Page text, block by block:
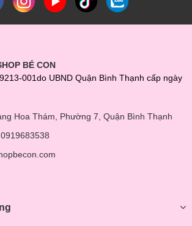
BÉ CON
001do UBND Quận Bình Thạnh cấp ngày
Hoa Thám, Phường 7, Quận Bình Thạnh
0919683538